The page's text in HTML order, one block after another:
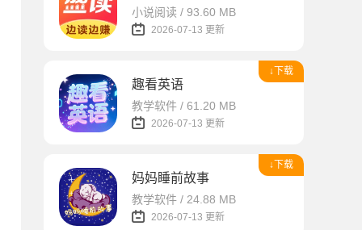
小说阅读 / 93.60 MB
2026-07-13 更新
↓下载
趣看英语
教学软件 / 61.20 MB
2026-07-13 更新
↓下载
妈妈睡前故事
教学软件 / 24.88 MB
2026-07-13 更新